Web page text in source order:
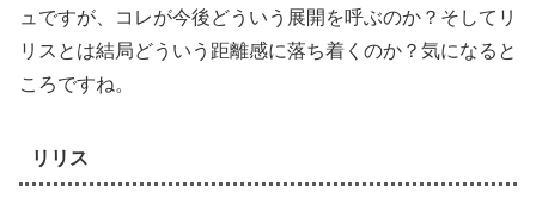
ュですが、コレが今後どういう展開を呼ぶのか？そしてリ
リスとは結局どういう距離感に落ち着くのか？気になると
ころですね。
リリス